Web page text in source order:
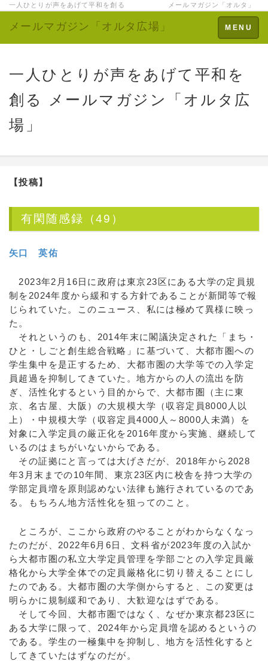
一人ひとりが声をあげて平和を創る メールマガジン「オルタ」
Toggle
navigation
MENU
メールマガジン「オルタ広場」
一人ひとりが声をあげて平和を
創る メールマガジン「オルタ広
場」
【投稿】
有閑随感録（49）
矢口 英佑
2023年2月16日に政府は東京23区にある大学の定員規
制を2024年度から緩和する方針であることが新聞等で報
じられていた。このニュース、私には極めて異様に映っ
た。
それというのも、2014年末に閣議決定された「まち・
ひと・しごと創生総合戦略」に基づいて、大都市圏への
学生集中を是正するため、大都市圏の大学等での入学定
員超過を抑制してきていた。地方からの人の流出を防
ぎ、活性化するという目的からで、大都市圏（主に東
京、名古屋、大阪）の大規模大学（収容定員8000人以
上）・中規模大学（収容定員4000人～8000人未満）を
対象に入学定員の厳正化を2016年度から実施、継続して
いるのはまちがいないからである。
その証拠にと言っては大げさだが、2018年から2028
年3月末までの10年間、東京23区内に校舎を持つ大学の
学部定員増を原則認めない法律も施行されているのであ
る。もちろん地方活性化を狙ってのこと。
ところが、ここから政府のやることがわからなくなっ
たのだが、2022年6月6日、文科省が2023年度の入試か
ら大都市圏の私立大学定員管理を学部ごとの入学定員厳
格化から大学全体での定員厳格化に切り替えることにし
たのである。大都市圏の大学側からすると、この変更は
明らかに規制緩和であり、大歓迎なはずである。
そして今回、大都市圏ではなく、なぜか東京都23区に
ある大学に限って、2024年から定員増を認めるというの
である。学生の一極集中を抑制し、地方を活性化すると
してきていたはずなのだが。